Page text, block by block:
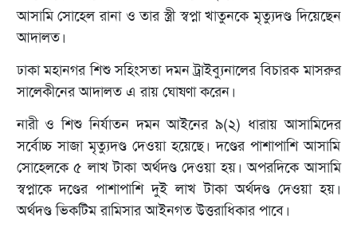
আসামি সোহেল রানা ও তার স্ত্রী স্বপ্না খাতুনকে মৃত্যুদণ্ড দিয়েছেন
আদালত।
ঢাকা মহানগর শিশু সহিংসতা দমন ট্রাইব্যুনালের বিচারক মাসরুর
সালেকীনের আদালত এ রায় ঘোষণা করেন।
নারী ও শিশু নির্যাতন দমন আইনের ৯(২) ধারায় আসামিদের
সর্বোচ্চ সাজা মৃত্যুদণ্ড দেওয়া হয়েছে। দণ্ডের পাশাপাশি আসামি
সোহেলকে ৫ লাখ টাকা অর্থদণ্ড দেওয়া হয়। অপরদিকে আসামি
স্বপ্নাকে দণ্ডের পাশাপাশি দুই লাখ টাকা অর্থদণ্ড দেওয়া হয়।
অর্থদণ্ড ভিকটিম রামিসার আইনগত উত্তরাধিকার পাবে।